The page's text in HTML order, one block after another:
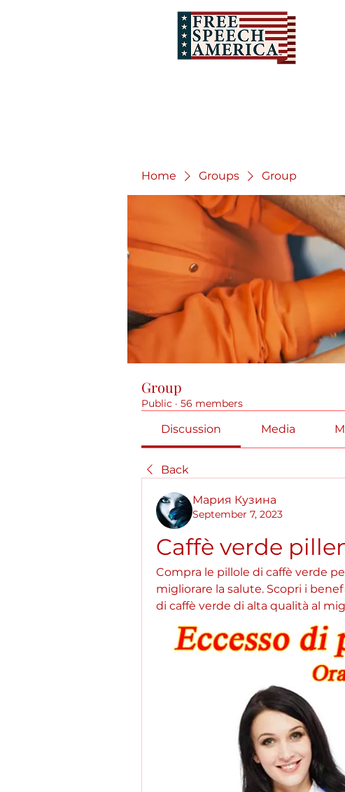
Home Groups Group
Group
Public · 56 members
Discussion Media
Back
Мария Кузина
September 7, 2023
Caffè verde
Compra le pillole di caffè verde
migliorare la salute. Scopri i
di caffè verde di alta qualità al